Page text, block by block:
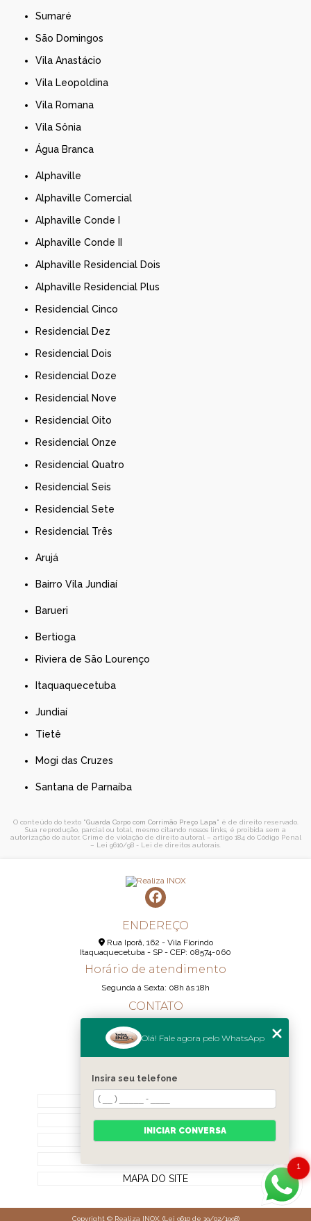
Sumaré
São Domingos
Vila Anastácio
Vila Leopoldina
Vila Romana
Vila Sônia
Água Branca
Alphaville
Alphaville Comercial
Alphaville Conde I
Alphaville Conde II
Alphaville Residencial Dois
Alphaville Residencial Plus
Residencial Cinco
Residencial Dez
Residencial Dois
Residencial Doze
Residencial Nove
Residencial Oito
Residencial Onze
Residencial Quatro
Residencial Seis
Residencial Sete
Residencial Três
Arujá
Bairro Vila Jundiaí
Barueri
Bertioga
Riviera de São Lourenço
Itaquaquecetuba
Jundiaí
Tietê
Mogi das Cruzes
Santana de Parnaíba
O conteúdo do texto "Guarda Corpo com Corrimão Preço Lapa" é de direito reservado.
Sua reprodução, parcial ou total, mesmo citando nossos links, é proibida sem a
autorização do autor. Crime de violação de direito autoral – artigo 184 do Código Penal
– Lei 9610/98 - Lei de direitos autorais
ENDEREÇO
Rua Iporã, 162 - Vila Florindo
Itaquaquecetuba - SP - CEP: 08574-060
Horário de atendimento
Segunda á Sexta: 08h ás 18h
CONTATO
(11) 98189-1344
MENU
HOME
QUEM SOMOS
CONTATO
MAPA DO SITE
Copyright © Realiza INOX. (Lei 9610 de 19/02/1998)
1
Olá! Fale agora pelo WhatsApp
Insira seu telefone
INICIAR CONVERSA